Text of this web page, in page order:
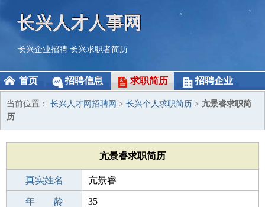
长兴人才人事网
长兴企业招聘 长兴求职者简历
首页 招聘信息 求职简历 招聘企业
当前位置： 长兴人才网招聘网 > 长兴个人求职简历 > 亢景睿求职简
历
亢景睿求职简历
真实姓名 亢景睿
性 别 男
年 龄 35